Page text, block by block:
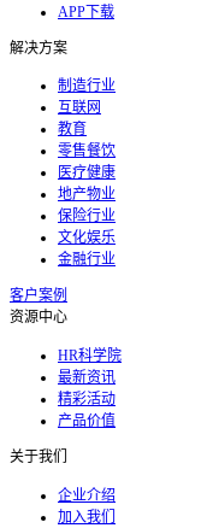
APP下载
解决方案
制造行业
互联网
教育
零售餐饮
医疗健康
地产物业
保险行业
文化娱乐
金融行业
客户案例
资源中心
HR科学院
最新资讯
精彩活动
产品价值
关于我们
企业介绍
加入我们